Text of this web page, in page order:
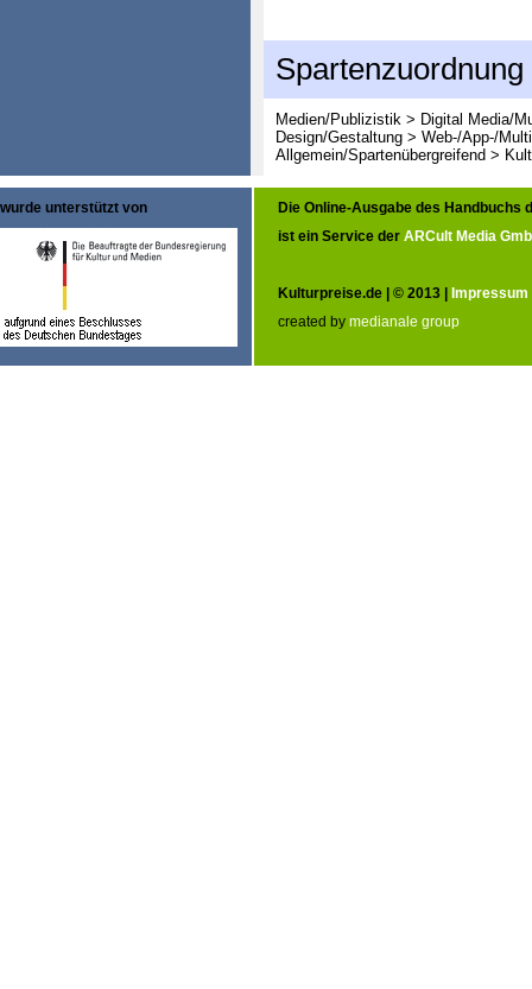
Spartenzuordnung
Medien/Publizistik > Digital Media/
Design/Gestaltung > Web-/App-/
Allgemein/Spartenübergreifend >
wurde unterstützt von
Die Online-Ausgabe des Handbuchs
ist ein Service der ARCult Media
Kulturpreise.de | © 2013 | Impressum
created by medianale group